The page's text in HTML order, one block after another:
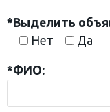
*Выделить
Нет
Да
*ФИО: